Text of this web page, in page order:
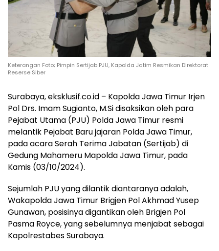
Keterangan Foto; Pimpin Sertijab PJU, Kapolda Jatim Resmikan Direktorat
Reserse Siber
Surabaya, eksklusif.co.id – Kapolda Jawa Timur Irjen
Pol Drs. Imam Sugianto, M.Si disaksikan oleh para
Pejabat Utama (PJU) Polda Jawa Timur resmi
melantik Pejabat Baru jajaran Polda Jawa Timur,
pada acara Serah Terima Jabatan (Sertijab) di
Gedung Mahameru Mapolda Jawa Timur, pada
Kamis (03/10/2024).
Sejumlah PJU yang dilantik diantaranya adalah,
Wakapolda Jawa Timur Brigjen Pol Akhmad Yusep
Gunawan, posisinya digantikan oleh Brigjen Pol
Pasma Royce, yang sebelumnya menjabat sebagai
Kapolrestabes Surabaya.